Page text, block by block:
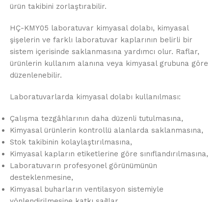
ürün takibini zorlaştırabilir.
HÇ-KMY05 laboratuvar kimyasal dolabı, kimyasal
şişelerin ve farklı laboratuvar kaplarının belirli bir
sistem içerisinde saklanmasına yardımcı olur. Raflar,
ürünlerin kullanım alanına veya kimyasal grubuna göre
düzenlenebilir.
Laboratuvarlarda kimyasal dolabı kullanılması:
Çalışma tezgâhlarının daha düzenli tutulmasına,
Kimyasal ürünlerin kontrollü alanlarda saklanmasına,
Stok takibinin kolaylaştırılmasına,
Kimyasal kapların etiketlerine göre sınıflandırılmasına,
Laboratuvarın profesyonel görünümünün
desteklenmesine,
Kimyasal buharların ventilasyon sistemiyle